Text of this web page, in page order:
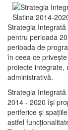
Strategia
pentru perioada
perioada de
în ceea ce
proiecte integrate,
administrativă.
Strategia
2014 - 2020 își
periferice şi
astfel